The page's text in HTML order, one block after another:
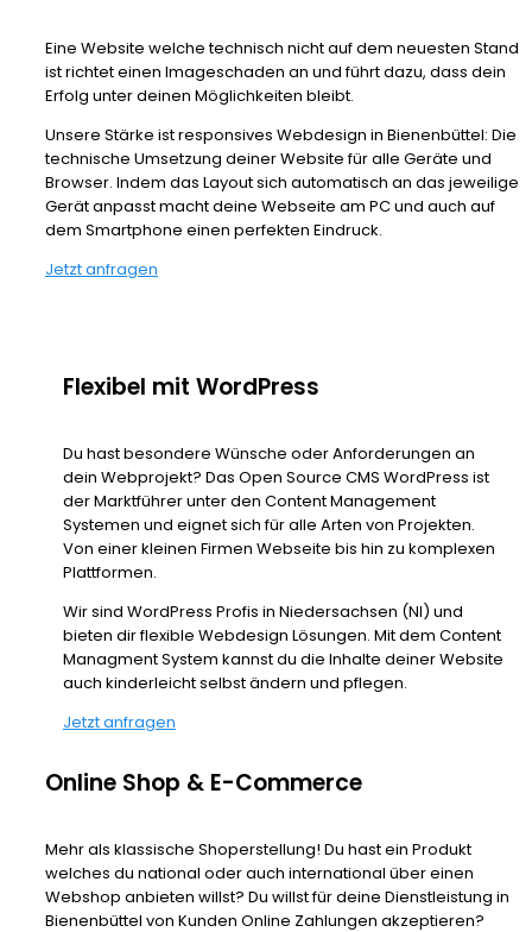
Eine Website welche technisch nicht auf dem neuesten Stand
ist richtet einen Imageschaden an und führt dazu, dass dein
Erfolg unter deinen Möglichkeiten bleibt.
Unsere Stärke ist responsives Webdesign in Bienenbüttel: Die
technische Umsetzung deiner Website für alle Geräte und
Browser. Indem das Layout sich automatisch an das jeweilige
Gerät anpasst macht deine Webseite am PC und auch auf
dem Smartphone einen perfekten Eindruck.
Jetzt anfragen
Flexibel mit WordPress
Du hast besondere Wünsche oder Anforderungen an
dein Webprojekt? Das Open Source CMS WordPress ist
der Marktführer unter den Content Management
Systemen und eignet sich für alle Arten von Projekten.
Von einer kleinen Firmen Webseite bis hin zu komplexen
Plattformen.
Wir sind WordPress Profis in Niedersachsen (NI) und
bieten dir flexible Webdesign Lösungen. Mit dem Content
Managment System kannst du die Inhalte deiner Website
auch kinderleicht selbst ändern und pflegen.
Jetzt anfragen
Online Shop & E-Commerce
Mehr als klassische Shoperstellung! Du hast ein Produkt
welches du national oder auch international über einen
Webshop anbieten willst? Du willst für deine Dienstleistung in
Bienenbüttel von Kunden Online Zahlungen akzeptieren?